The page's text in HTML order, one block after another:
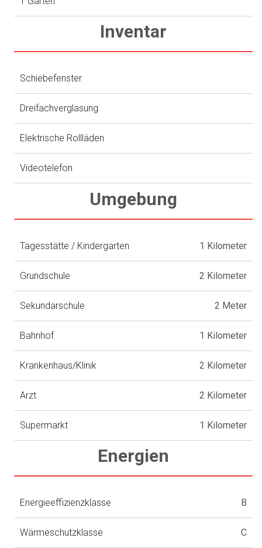
Inventar
Schiebefenster
Dreifachverglasung
Elektrische Rollläden
Videotelefon
Umgebung
Tagesstätte / Kindergarten 1 Kilometer
Grundschule 2 Kilometer
Sekundarschule 2 Meter
Bahnhof 1 Kilometer
Krankenhaus/Klinik 2 Kilometer
Arzt 2 Kilometer
Supermarkt 1 Kilometer
Energien
Energieeffizienzklasse B
Wärmeschutzklasse C